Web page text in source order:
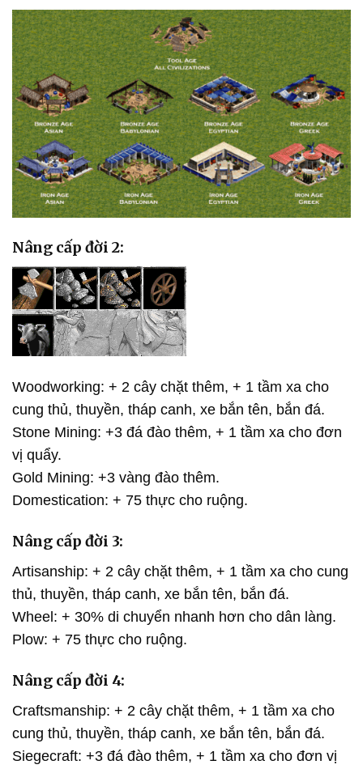
Nâng cấp đời 2:
Woodworking: + 2 cây chặt thêm, + 1 tầm xa cho
cung thủ, thuyền, tháp canh, xe bắn tên, bắn đá.
Stone Mining: +3 đá đào thêm, + 1 tầm xa cho đơn
vị quẩy.
Gold Mining: +3 vàng đào thêm.
Domestication: + 75 thực cho ruộng.
Nâng cấp đời 3:
Artisanship: + 2 cây chặt thêm, + 1 tầm xa cho cung
thủ, thuyền, tháp canh, xe bắn tên, bắn đá.
Wheel: + 30% di chuyển nhanh hơn cho dân làng.
Plow: + 75 thực cho ruộng.
Nâng cấp đời 4:
Craftsmanship: + 2 cây chặt thêm, + 1 tầm xa cho
cung thủ, thuyền, tháp canh, xe bắn tên, bắn đá.
Siegecraft: +3 đá đào thêm, + 1 tầm xa cho đơn vị